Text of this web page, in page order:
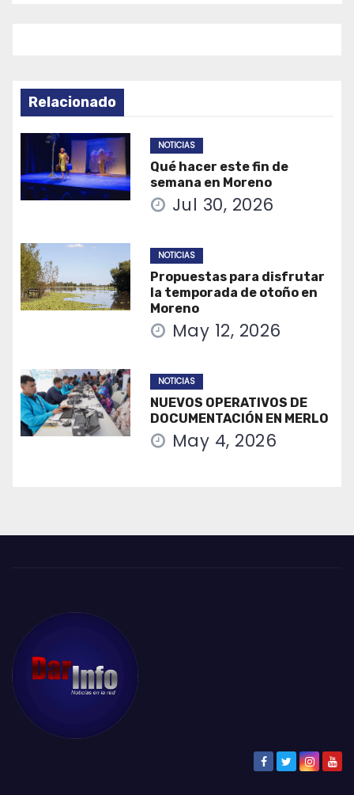
Relacionado
NOTICIAS
Qué hacer este fin de
semana en Moreno
Jul 30, 2026
NOTICIAS
Propuestas para disfrutar
la temporada de otoño en
Moreno
May 12, 2026
NOTICIAS
NUEVOS OPERATIVOS DE
DOCUMENTACIÓN EN MERLO
May 4, 2026